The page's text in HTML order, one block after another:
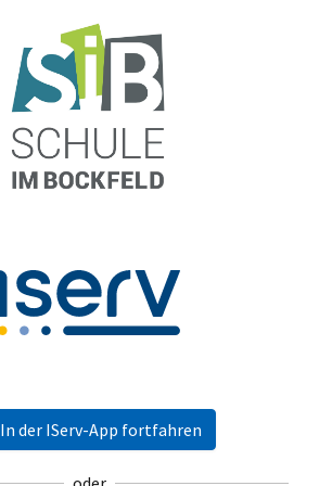
In der IServ-App fortfahren